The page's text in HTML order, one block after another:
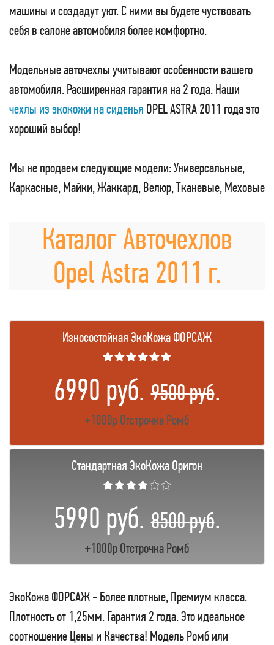
машины и создадут уют. С ними вы будете чуствовать
себя в салоне автомобиля более комфортно.
Модельные авточехлы учитывают особенности вашего
автомобиля. Расширенная гарантия на 2 года. Наши
чехлы из экокожи на сиденья OPEL ASTRA 2011 года это
хороший выбор!
Мы не продаем следующие модели: Универсальные,
Каркасные, Майки, Жаккард, Велюр, Тканевые, Меховые
Каталог Авточехлов
Opel Astra 2011 г.
Износостойкая ЭкоКожа ФОРСАЖ
★★★★★★
6990 руб.9500 руб.
+1000р Отстрочка Ромб
Стандартная ЭкоКожа Оригон
★★★★☆☆
5990 руб.8500 руб.
+1000р Отстрочка Ромб
ЭкоКожа ФОРСАЖ - Более плотные, Премиум класса.
Плотность от 1,25мм. Гарантия 2 года. Это идеальное
соотношение Цены и Качества! Модель Ромб или